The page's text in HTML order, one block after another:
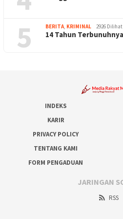
5 BERITA, KRIMINAL 2926 Dilihat
14 Tahun
INDEKS
KARIR
PRIVACY POLICY
TENTANG KAMI
FORM PENGADUAN
JARINGAN
RSS